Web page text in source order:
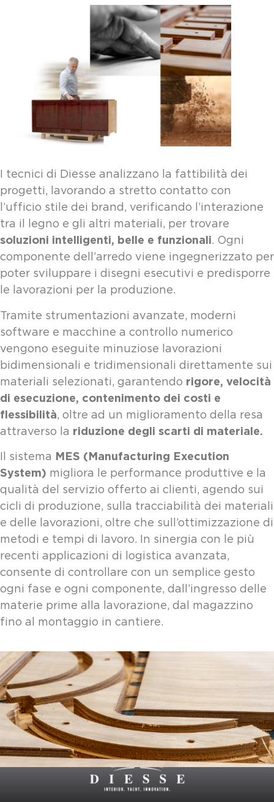
I tecnici di Diesse analizzano la fattibilità dei
progetti, lavorando a stretto contatto con
l’ufficio stile dei brand, verificando l’interazione
tra il legno e gli altri materiali, per trovare
soluzioni intelligenti, belle e funzionali. Ogni
componente dell’arredo viene ingegnerizzato per
poter sviluppare i disegni esecutivi e predisporre
le lavorazioni per la produzione.
Tramite strumentazioni avanzate, moderni
software e macchine a controllo numerico
vengono eseguite minuziose lavorazioni
bidimensionali e tridimensionali direttamente sui
materiali selezionati, garantendo rigore, velocità
di esecuzione, contenimento dei costi e
flessibilità, oltre ad un miglioramento della resa
attraverso la riduzione degli scarti di materiale.
Il sistema MES (Manufacturing Execution
System) migliora le performance produttive e la
qualità del servizio offerto ai clienti, agendo sui
cicli di produzione, sulla tracciabilità dei materiali
e delle lavorazioni, oltre che sull’ottimizzazione di
metodi e tempi di lavoro. In sinergia con le più
recenti applicazioni di logistica avanzata,
consente di controllare con un semplice gesto
ogni fase e ogni componente, dall’ingresso delle
materie prime alla lavorazione, dal magazzino
fino al montaggio in cantiere.